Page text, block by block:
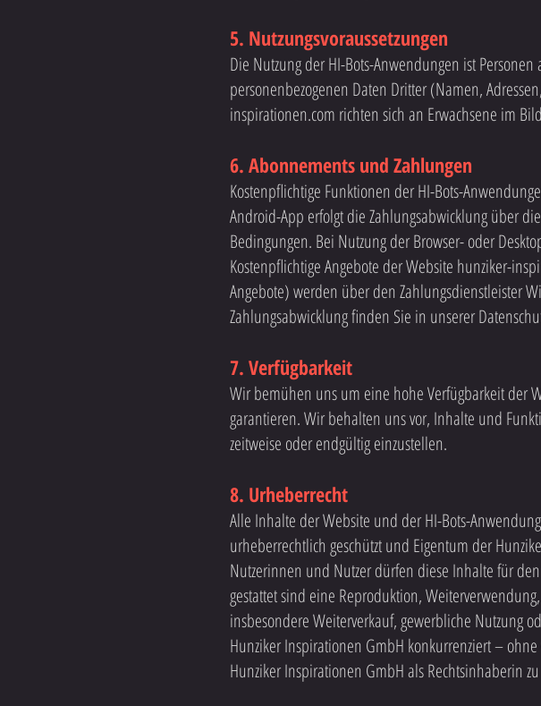
5. Nutzungsvoraussetzungen
Die Nutzung der HI-Bots-Anwendungen ist
personenbezogenen Daten Dritter (Namen,
inspirationen.com richten sich an Erwachsene im
6. Abonnements und Zahlungen
Kostenpflichtige Funktionen der HI-Bots-
Android-App erfolgt die Zahlungsabwicklung über
Bedingungen. Bei Nutzung der Browser- oder
Kostenpflichtige Angebote der Website hunziker-
Angebote) werden über den Zahlungsdienstleister
Zahlungsabwicklung finden Sie in unserer
7. Verfügbarkeit
Wir bemühen uns um eine hohe Verfügbarkeit der
garantieren. Wir behalten uns vor, Inhalte und
zeitweise oder endgültig einzustellen.
8. Urheberrecht
Alle Inhalte der Website und der HI-Bots-
urheberrechtlich geschützt und Eigentum der
Nutzerinnen und Nutzer dürfen diese Inhalte für
gestattet sind eine Reproduktion,
insbesondere Weiterverkauf, gewerbliche Nutzung
Hunziker Inspirationen GmbH konkurrenziert –
Hunziker Inspirationen GmbH als Rechtsinhaberin